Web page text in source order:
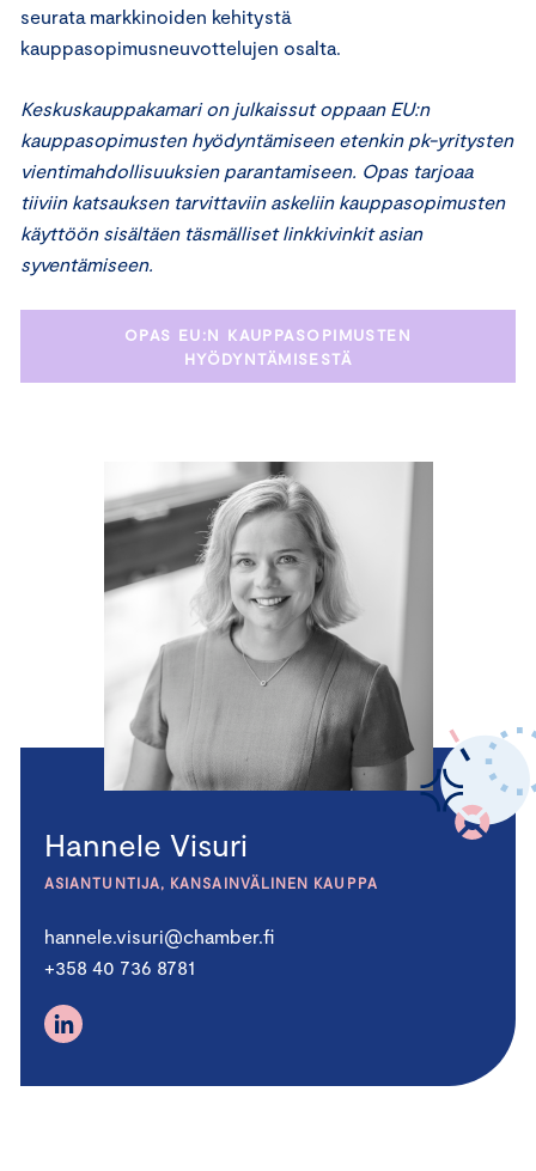
seurata markkinoiden kehitystä
kauppasopimusneuvottelujen osalta.
Keskuskauppakamari on julkaissut oppaan EU:n
kauppasopimusten hyödyntämiseen etenkin pk-yritysten
vientimahdollisuuksien parantamiseen. Opas tarjoaa
tiiviin katsauksen tarvittaviin askeliin kauppasopimusten
käyttöön sisältäen täsmälliset linkkivinkit asian
syventämiseen.
OPAS EU:N KAUPPASOPIMUSTEN
HYÖDYNTÄMISESTÄ
Hannele Visuri
ASIANTUNTIJA, KANSAINVÄLINEN KAUPPA
hannele.visuri@chamber.fi
+358 40 736 8781